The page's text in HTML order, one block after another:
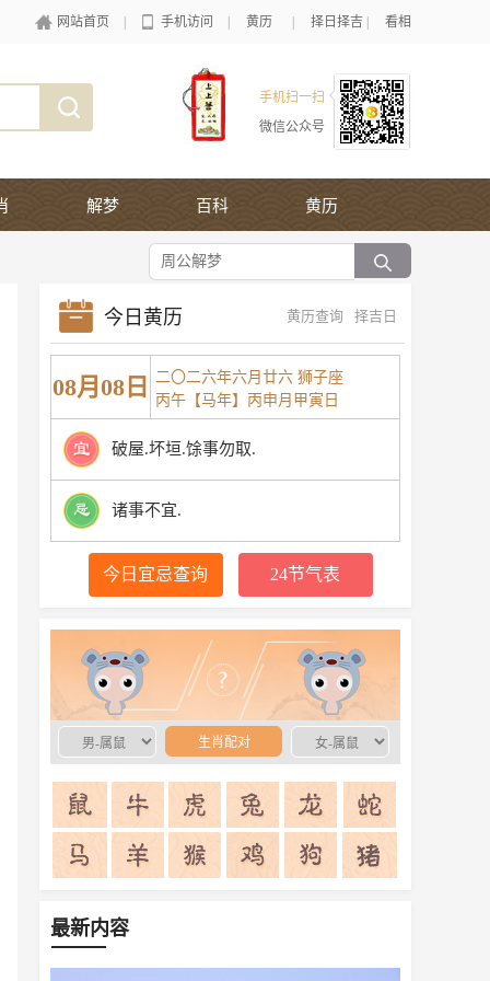
网站首页 手机访问 黄历 择日择吉 看相
手机扫一扫
微信公众号
解梦 百科 黄历
今日黄历 黄历查询 择吉日
08月08日
二〇二六年六月廿六 狮子座
丙午【马年】丙申月甲寅日
破屋.坏垣.馀事勿取.
诸事不宜.
今日宜忌查询 24节气表
生肖配对
最新内容